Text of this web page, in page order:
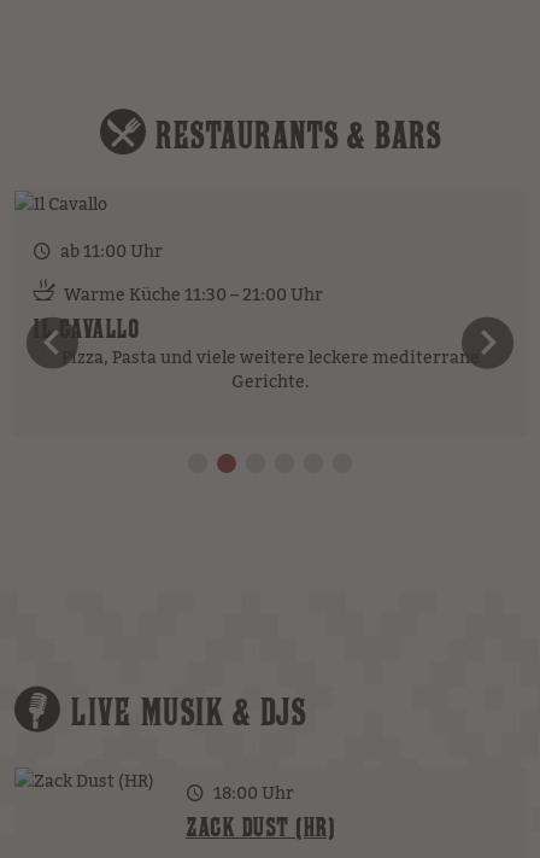
RESTAURANTS & BARS
ab 11:00 Uhr
Warme Küche 11:30 – 21:00 Uhr
IL CAVALLO
Pizza, Pasta und viele weitere leckere mediterrane
Gerichte.
vorheriges Element
LIVE MUSIK & DJS
18:00 Uhr
ZACK DUST (HR)